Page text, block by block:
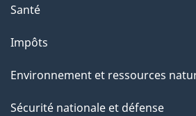
Santé
Impôts
Environnement et ressources
Sécurité nationale et défense